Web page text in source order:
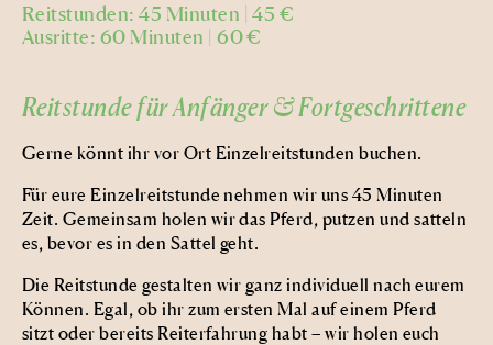
Reitstunden: 45 Minuten | 45 €
Ausritte: 60 Minuten | 60 €
Reitstunde für Anfänger & Fortgeschrittene
Gerne könnt ihr vor Ort Einzelreitstunden buchen.
Für eure Einzelreitstunde nehmen wir uns 45 Minuten
Zeit. Gemeinsam holen wir das Pferd, putzen und satteln
es, bevor es in den Sattel geht.
Die Reitstunde gestalten wir ganz individuell nach eurem
Können. Egal, ob ihr zum ersten Mal auf einem Pferd
sitzt oder bereits Reiterfahrung habt – wir holen euch